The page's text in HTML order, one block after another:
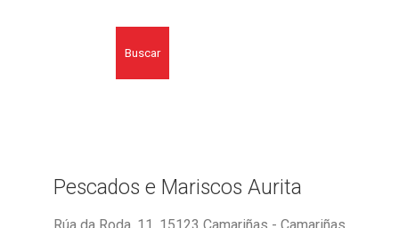
Buscar
Pescados e Mariscos Aurita